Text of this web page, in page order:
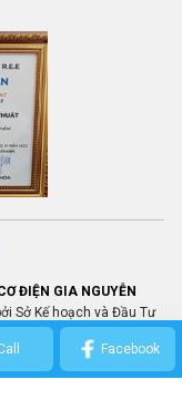
ĐIỆN GIA NGUYỄN
Sở Kế hoạch và Đầu Tư
Facebook